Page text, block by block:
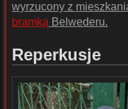
wyrzucony z
bramką Belwederu.
Reperkusje